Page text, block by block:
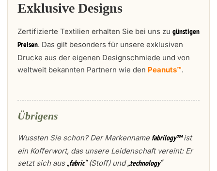
Exklusive Designs
Zertifizierte Textilien erhalten Sie bei uns zu günstigen
Preisen. Das gilt besonders für unsere exklusiven
Drucke aus der eigenen Designschmiede und von
weltweit bekannten Partnern wie den Peanuts™.
Übrigens
Wussten Sie schon? Der Markenname fabrilogy™ist
ein Kofferwort, das unsere Leidenschaft vereint: Er
setzt sich aus„fabric“(Stoff) und„technology“